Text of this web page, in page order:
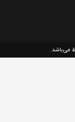
می‌باشد.